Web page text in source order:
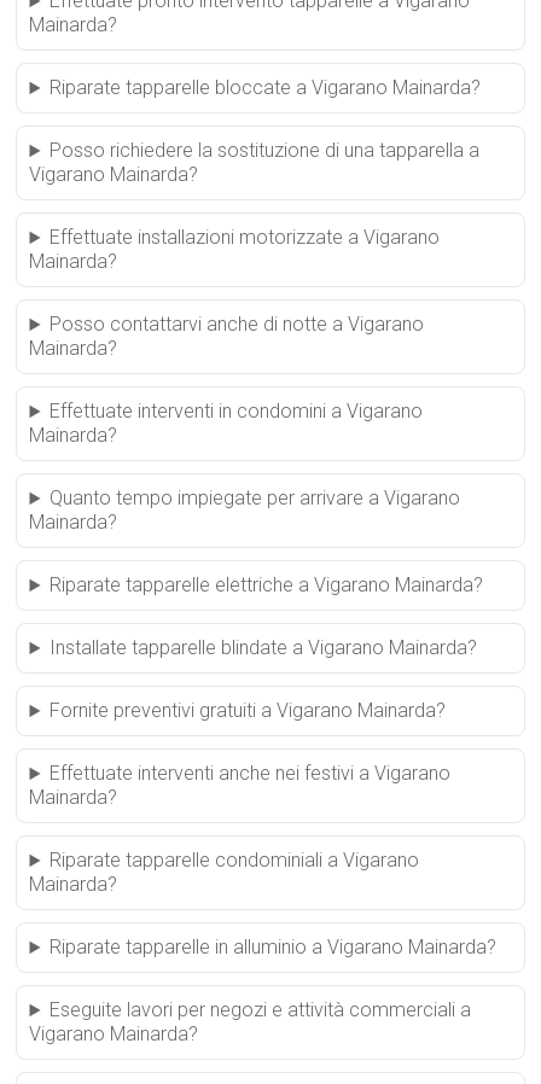
Mainarda?
Riparate tapparelle bloccate a Vigarano Mainarda?
Posso richiedere la sostituzione di una tapparella a
Vigarano Mainarda?
Effettuate installazioni motorizzate a Vigarano
Mainarda?
Posso contattarvi anche di notte a Vigarano
Mainarda?
Effettuate interventi in condomini a Vigarano
Mainarda?
Quanto tempo impiegate per arrivare a Vigarano
Mainarda?
Riparate tapparelle elettriche a Vigarano Mainarda?
Installate tapparelle blindate a Vigarano Mainarda?
Fornite preventivi gratuiti a Vigarano Mainarda?
Effettuate interventi anche nei festivi a Vigarano
Mainarda?
Riparate tapparelle condominiali a Vigarano
Mainarda?
Riparate tapparelle in alluminio a Vigarano Mainarda?
Eseguite lavori per negozi e attività commerciali a
Vigarano Mainarda?